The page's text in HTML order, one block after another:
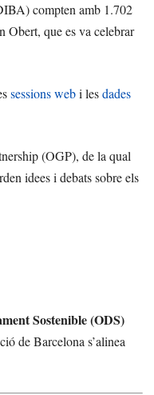
compten amb 1.702
Obert, que es va celebrar
sessions webi lesdades
(OGP), de la qual
idees i debats sobre els
Sostenible (ODS)
de Barcelona s’alinea